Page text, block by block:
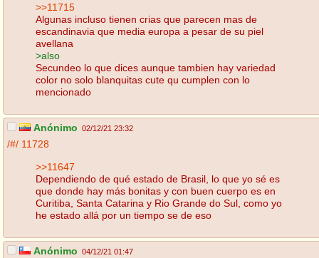
>>11715
Algunas incluso tienen crias que parecen mas de
escandinavia que media europa a pesar de su piel
avellana
>also
Secundeo lo que dices aunque tambien hay variedad
color no solo blanquitas cute qu cumplen con lo
mencionado
Anónimo 02/12/21 23:32
/#/ 11728
>>11647
Dependiendo de qué estado de Brasil, lo que yo sé es
que donde hay más bonitas y con buen cuerpo es en
Curitiba, Santa Catarina y Rio Grande do Sul, como yo
he estado allá por un tiempo se de eso
Anónimo 04/12/21 01:47